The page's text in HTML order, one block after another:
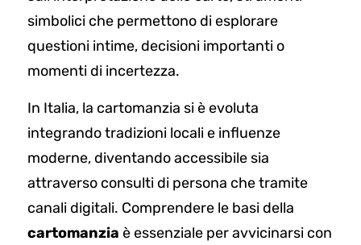
simbolici che permettono di esplorare
questioni intime, decisioni importanti o
momenti di incertezza.
In Italia, la cartomanzia si è evoluta
integrando tradizioni locali e influenze
moderne, diventando accessibile sia
attraverso consulti di persona che tramite
canali digitali. Comprendere le basi della
cartomanzia è essenziale per avvicinarsi con